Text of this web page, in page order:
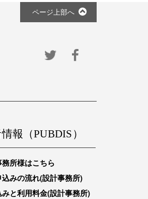
ページ上部へ
報（PUBDIS）
所様はこちら
込みの流れ(設計事務所)
みと利用料金(設計事務所)